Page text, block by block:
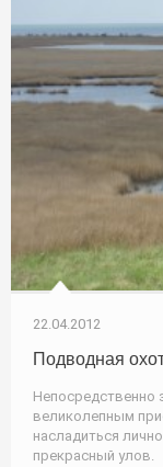
22.04.2012
Подводная
Непосредственно
великолепным
насладиться
прекрасный улов.